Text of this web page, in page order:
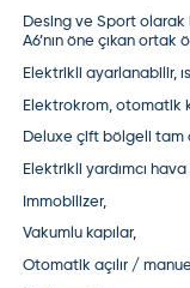
Desing ve Sport olarak
A6’nın öne çıkan
Elektrikli ayarlanabilir,
Elektrokrom, otomatik
Deluxe çift bölgeli tam
Elektrikli yardımcı hava
Immobilizer,
Vakumlu kapılar,
Otomatik açılır /